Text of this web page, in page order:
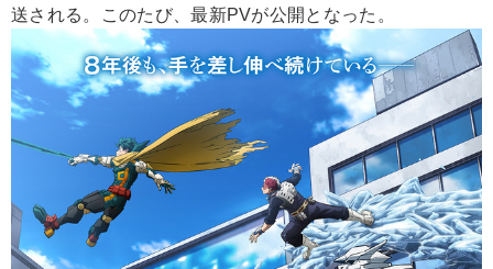
送される。このたび、最新PVが公開となった。